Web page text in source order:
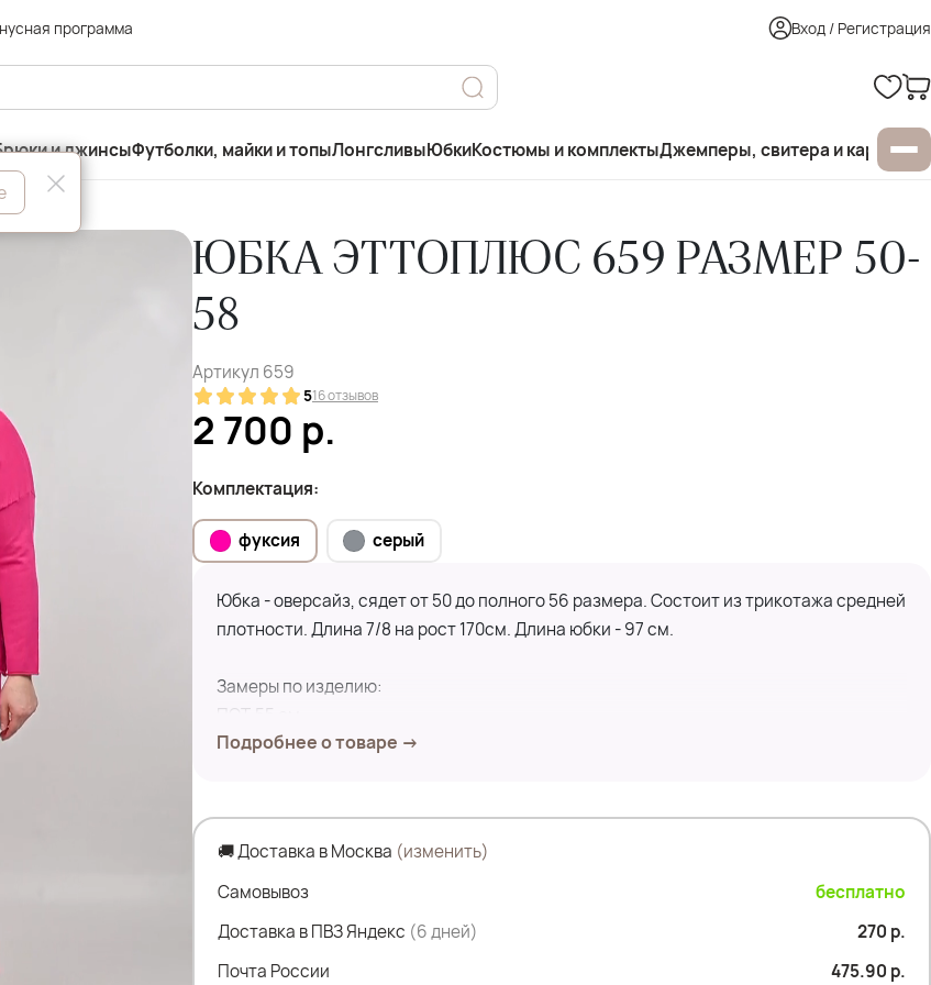
программа Вход / Регистрация
и джинсыФутболки, майки и топыЛонгсливыЮбкиКостюмы и комплектыДжемперы, свитера и
ЮБКА ЭТТОПЛЮС 659 РАЗМЕР 50-
58
Артикул 659
516 отзывов
2 700 р.
Комплектация:
фуксия серый
Юбка - оверсайз, сядет от 50 до полного 56 размера. Состоит из трикотажа средней
плотности. Длина 7/8 на рост 170см. Длина юбки - 97 см.
Замеры по изделию:
ПОТ-55 см
ПОБ-57 см
29% Акрил
29% Вискоза
14% Полиамид
Подробнее о товаре →
🚚 Доставка в Москва (изменить)
Самовывоз
бесплатно
Доставка в ПВЗ Яндекс (6 дней)
270 р.
Почта России
475.90 р.